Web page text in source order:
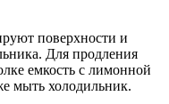
поверхности и
Для продления
емкость с лимонной
мыть холодильник.